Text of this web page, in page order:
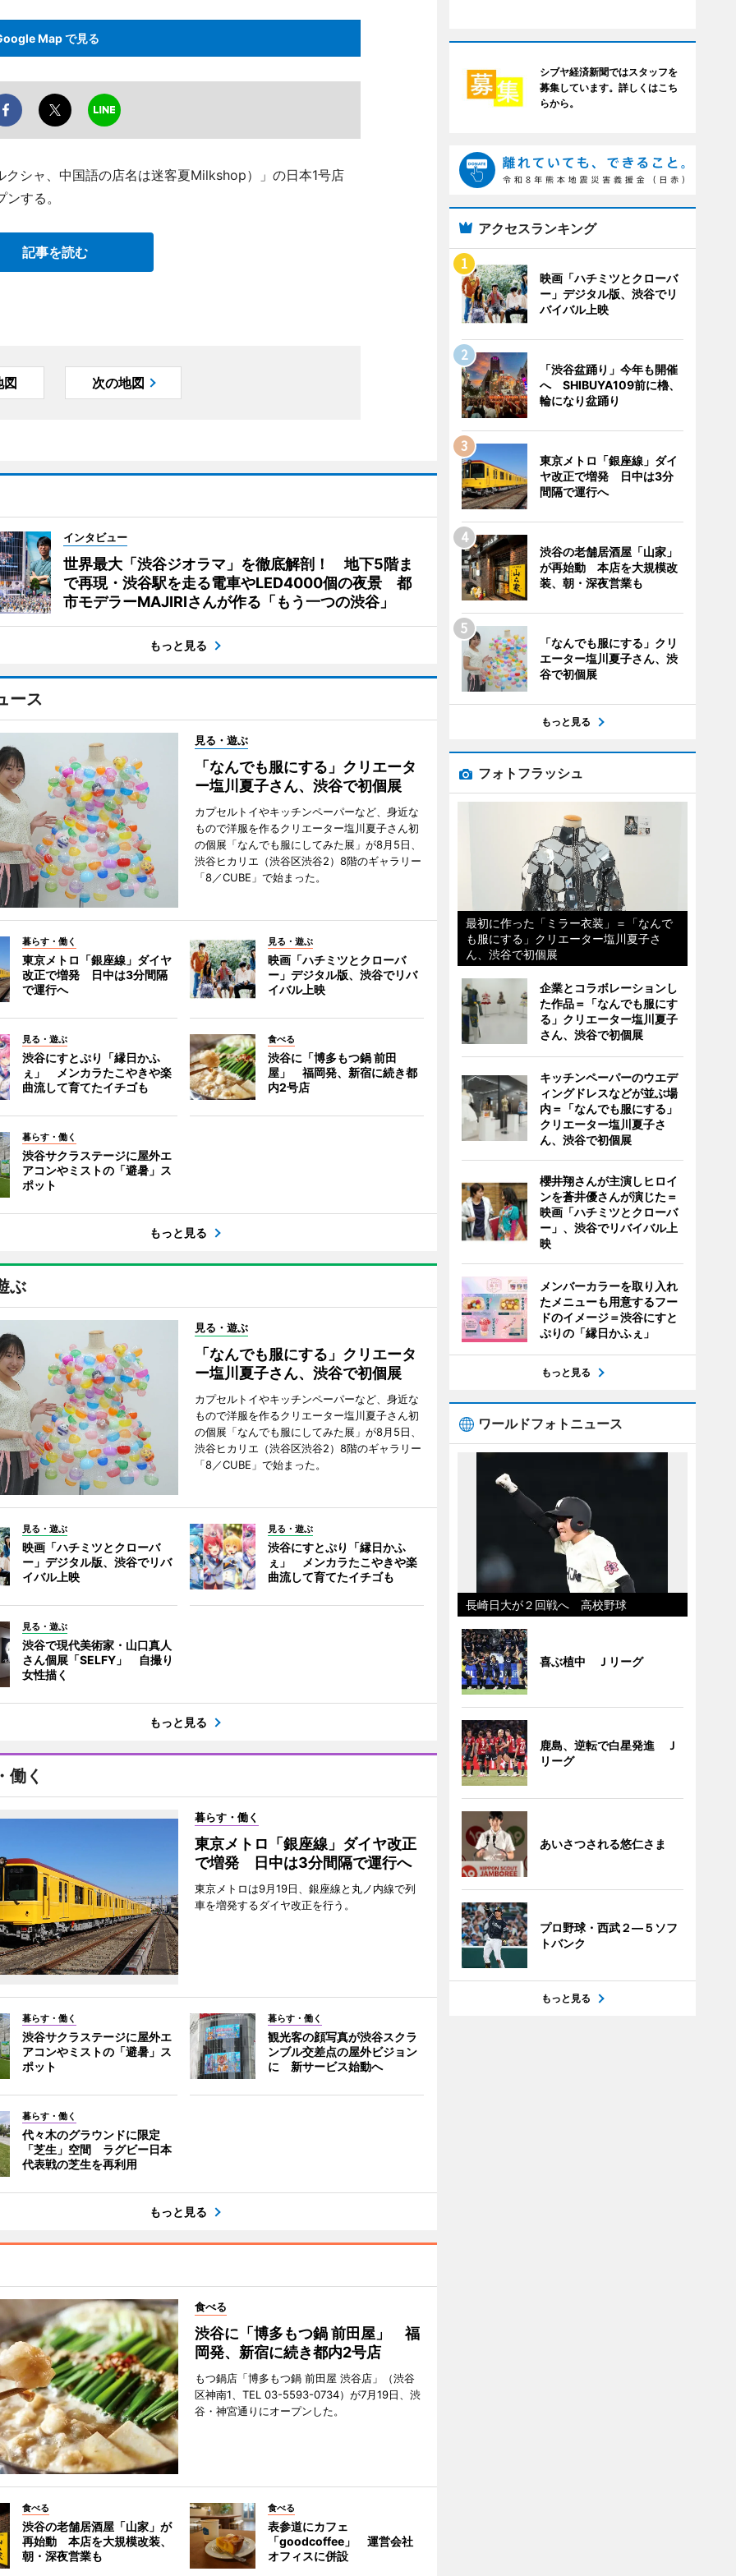
Map で見る
シャ、中国語の店名は迷客夏Milkshop）」の日本1号店
する。
記事を読む
図 次の地図
インタビュー
世界最大「渋谷ジオラマ」を徹底解剖！ 地下5階ま
で再現・渋谷駅を走る電車やLED4000個の夜景 都
市モデラーMAJIRIさんが作る「もう一つの渋谷」
もっと見る
ース
見る・遊ぶ
「なんでも服にする」クリエータ
ー塩川夏子さん、渋谷で初個展
カプセルトイやキッチンペーパーなど、身近な
もので洋服を作るクリエーター塩川夏子さん初
の個展「なんでも服にしてみた展」が8月5日、
渋谷ヒカリエ（渋谷区渋谷2）8階のギャラリー
「8／CUBE」で始まった。
暮らす・働く
東京メトロ「銀座線」ダイヤ
改正で増発 日中は3分間隔
で運行へ
見る・遊ぶ
映画「ハチミツとクローバ
ー」デジタル版、渋谷でリバ
イバル上映
見る・遊ぶ
渋谷にすとぷり「縁日かふ
ぇ」 メンカラたこやきや楽
曲流して育てたイチゴも
食べる
渋谷に「博多もつ鍋 前田
屋」 福岡発、新宿に続き都
内2号店
暮らす・働く
渋谷サクラステージに屋外エ
アコンやミストの「避暑」ス
ポット
もっと見る
ぶ
見る・遊ぶ
「なんでも服にする」クリエータ
ー塩川夏子さん、渋谷で初個展
カプセルトイやキッチンペーパーなど、身近な
もので洋服を作るクリエーター塩川夏子さん初
の個展「なんでも服にしてみた展」が8月5日、
渋谷ヒカリエ（渋谷区渋谷2）8階のギャラリー
「8／CUBE」で始まった。
見る・遊ぶ
映画「ハチミツとクローバ
ー」デジタル版、渋谷でリバ
イバル上映
見る・遊ぶ
渋谷にすとぷり「縁日かふ
ぇ」 メンカラたこやきや楽
曲流して育てたイチゴも
見る・遊ぶ
渋谷で現代美術家・山口真人
さん個展「SELFY」 自撮り
女性描く
もっと見る
働く
暮らす・働く
東京メトロ「銀座線」ダイヤ改正
で増発 日中は3分間隔で運行へ
東京メトロは9月19日、銀座線と丸ノ内線で列
車を増発するダイヤ改正を行う。
暮らす・働く
渋谷サクラステージに屋外エ
アコンやミストの「避暑」ス
ポット
暮らす・働く
観光客の顔写真が渋谷スクラ
ンブル交差点の屋外ビジョン
に 新サービス始動へ
暮らす・働く
代々木のグラウンドに限定
「芝生」空間 ラグビー日本
代表戦の芝生を再利用
もっと見る
食べる
渋谷に「博多もつ鍋 前田屋」 福
岡発、新宿に続き都内2号店
もつ鍋店「博多もつ鍋 前田屋 渋谷店」（渋谷
区神南1、TEL 03-5593-0734）が7月19日、渋
谷・神宮通りにオープンした。
食べる
渋谷の老舗居酒屋「山家」が
再始動 本店を大規模改装、
朝・深夜営業も
食べる
表参道にカフェ
「goodcoffee」 運営会社
オフィスに併設
シブヤ経済新聞ではスタッフを
募集しています。詳しくはこち
らから。
アクセスランキング
映画「ハチミツとクローバ
ー」デジタル版、渋谷でリ
バイバル上映
「渋谷盆踊り」今年も開催
へ SHIBUYA109前に櫓、
輪になり盆踊り
東京メトロ「銀座線」ダイ
ヤ改正で増発 日中は3分
間隔で運行へ
渋谷の老舗居酒屋「山家」
が再始動 本店を大規模改
装、朝・深夜営業も
「なんでも服にする」クリ
エーター塩川夏子さん、渋
谷で初個展
もっと見る
フォトフラッシュ
最初に作った「ミラー衣装」＝「なんで
も服にする」クリエーター塩川夏子さ
ん、渋谷で初個展
企業とコラボレーションし
た作品＝「なんでも服にす
る」クリエーター塩川夏子
さん、渋谷で初個展
キッチンペーパーのウエデ
ィングドレスなどが並ぶ場
内＝「なんでも服にする」
クリエーター塩川夏子さ
ん、渋谷で初個展
櫻井翔さんが主演しヒロイ
ンを蒼井優さんが演じた＝
映画「ハチミツとクローバ
ー」、渋谷でリバイバル上
映
メンバーカラーを取り入れ
たメニューも用意するフー
ドのイメージ＝渋谷にすと
ぷりの「縁日かふぇ」
もっと見る
ワールドフォトニュース
長崎日大が２回戦へ 高校野球
喜ぶ植中 Ｊリーグ
鹿島、逆転で白星発進 Ｊ
リーグ
あいさつされる悠仁さま
プロ野球・西武２―５ソフ
トバンク
もっと見る